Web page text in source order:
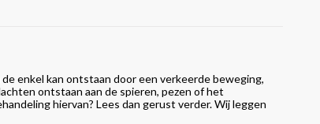
enkel kan ontstaan door een verkeerde beweging,
ontstaan aan de spieren, pezen of het
hiervan? Lees dan gerust verder. Wij leggen